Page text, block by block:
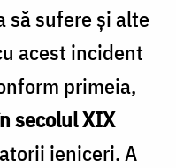
să sufere şi alte
acest incident
primeia,
secolul XIX
ieniceri. A